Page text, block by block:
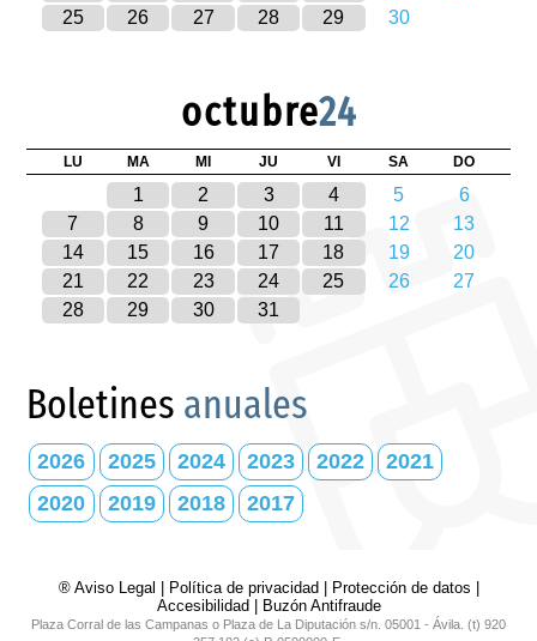
25
26 27 28 29 30
octubre24
LU MA MI JU VI SA DO
1 2 3 4 5
6
7
8 9 10 11 12
13
14
15 16 17 18 19
20
21
22 23 24 25 26
27
28
29 30 31
Boletines anuales
2026 2025 2024 2023 2022
2021
2020
2019 2018 2017
® Aviso Legal Política de privacidad Protección de datos
Accesibilidad
Buzón Antifraude
Plaza Corral de las Campanas o Plaza de La Diputación s/n. 05001 - Ávila. (t) 920